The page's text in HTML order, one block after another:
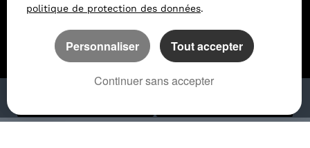
Référencement site immobilier
politique de protection des données.
Personnaliser Tout accepter
Continuer sans accepter